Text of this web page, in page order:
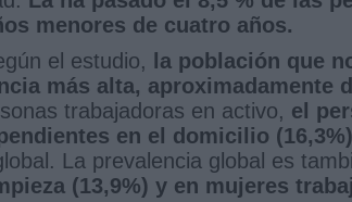
menores de cuatro años.
el estudio, la población que
más alta, aproximadamente
trabajadoras en activo, el
en el domicilio
La prevalencia global es
(13,9%) y en mujeres